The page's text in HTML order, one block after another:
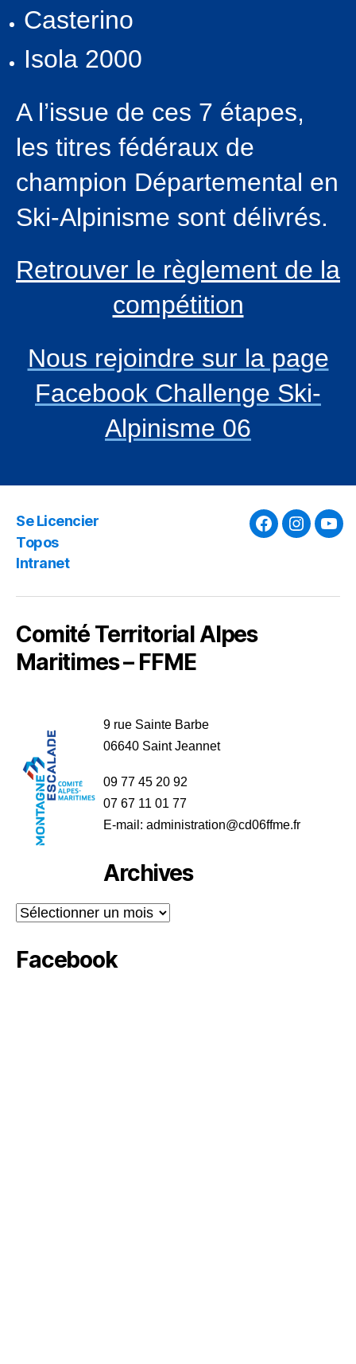
Casterino
Isola 2000
A l’issue de ces 7 étapes,
les titres fédéraux de
champion Départemental en
Ski-Alpinisme sont délivrés.
Retrouver le règlement de la
compétition
Nous rejoindre sur la page
Facebook Challenge Ski-
Alpinisme 06
Se Licencier
Topos
Intranet
Facebook
Comité Territorial Alpes
Maritimes – FFME
9 rue Sainte Barbe
06640 Saint Jeannet
09 77 45 20 92
07 67 11 01 77
E-mail: administration@cd06ffme.fr
Archives
Archives
Facebook